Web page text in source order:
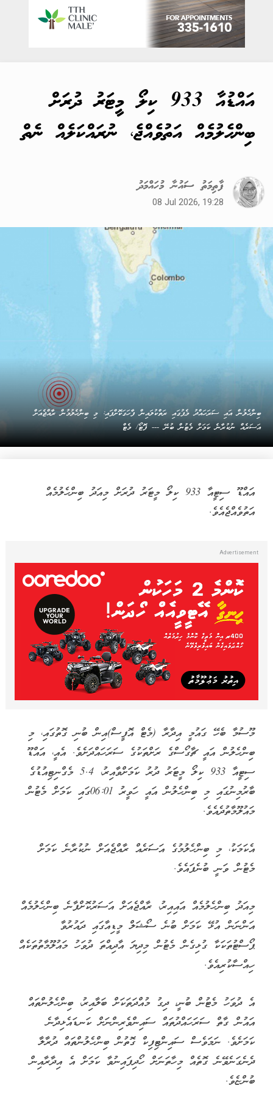
އައްޑުއާ 933 ކިލޯ މީޓަރު ދުރަށް
ބިންހެލުމެއް އަތުވެއްޖެ، ނުރައްކަލެއް ނެތް
ފާތިމަތު ސައުނާ މުހައްމަދު
08 Jul 2026, 19:28
ބިންހެލުން އައި ސަރަހައްދު މެޕުގައި ރަތްކުލައިން ފާހަގަކޮށްފައި: މި ބިންހެލުމުން ރާއްޖެއަށް
އަސަރެއް ނުކުރާނެ ކަމަށް މެޓުން ބުނޭ --- ފޮޓޯ/ މެޓް
އައްޑޫ ސިޓީއާ 933 ކިލޯ މީޓަރު ދުރަށް މިއަދު ބިންހެލުމެއް
އަތުވެއްޖެއެވެ.
މޫސުމާ ބެހޭ ގައުމީ އިދާރާ (މެޓް އޮފީސް)އިން ބުނި ގޮތުގައި، މި
ބިންހެލުން އައީ ޗާގޯސްގެ ރަށްތަކުގެ ސަރަހައްދަށެވެ. އެއީ، އައްޑޫ
ސިޓީއާ 933 ކިލޯ މީޓަރު ދުރު ކަމަށްވާއިރު، 5.4 މެގްނިޓިއުޑުގެ
ބާރުމިނުގައި މި ބިންހެލުން އައީ ހަވީރު 06:01ގައި ކަމަށް މެޓުން
މައުލޫމާތުދެއެވެ.
އެކަމަކު، މި ބިންހެލުމުގެ އަސަރެއް ރާއްޖެއަށް ނުކުރާނެ ކަމަށް
މެޓުން ވަނީ ބުނެފައެވެ.
މިއަދު ބިންހެލުމެއް އައިއިރު، ރާއްޖެއަށް އަސަރުކޮށްފާނެ ބިންހެލުމެއް
އަންނަން އުޅޭ ކަމަށް ބުނެ ސޯޝަލް މީޑިއާގައި ދައުރުވާ
ޕޯސްޓުތަކަކާ ގުޅިގެން މެޓުން މިދިޔަ އާދިއްތަ ދުވަހު މައުލޫމާތުތަކެއް
ހިއްސާކުރިއެވެ.
އެ ދުވަހު މެޓުން ބުނީ، ދިގު މުއްދަތަކަށް ބަލާއިރު، ބިންހެލުންތައް
އައުން ގާތް ސަރަހައްދުތައް ސައިންވެރިންނަށް ކަނޑައެޅިދާނެ
ކަމަށެވެ. ނަމަވެސް ސައިންޓިފިކް ގޮތުން ބިންހެލުންތައް ދުރާލާ
ދެނެގަނެވޭނެ ގޮތެއް މިހާތަނަށް ހޯދިފައިނުވާ ކަމަށް އެ އިދާރާއިން
ބުންޏެވެ.